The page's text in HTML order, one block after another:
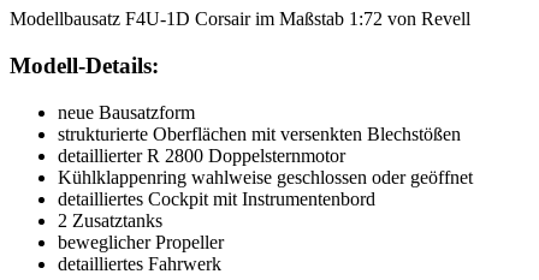
Modellbausatz F4U-1D Corsair im Maßstab 1:72 von Revell
Modell-Details:
neue Bausatzform
strukturierte Oberflächen mit versenkten Blechstößen
detaillierter R 2800 Doppelsternmotor
Kühlklappenring wahlweise geschlossen oder geöffnet
detailliertes Cockpit mit Instrumentenbord
2 Zusatztanks
beweglicher Propeller
detailliertes Fahrwerk